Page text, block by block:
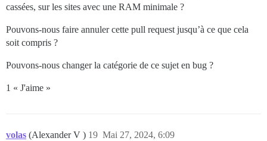
cassées, sur les sites avec une RAM minimale ?
Pouvons-nous faire annuler cette pull request jusqu’à ce que cela
soit compris ?
Pouvons-nous changer la catégorie de ce sujet en bug ?
1 « J'aime »
volas (Alexander V ) Mai 27, 2024, 6:09
19